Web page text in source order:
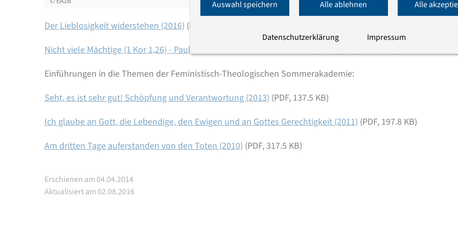
Der Lieblosigkeit widerstehen (2016) (PDF, 382.4 KB)
Nicht viele Mächtige (1 Kor 1,26) - Paulus und die Gemeinde in Korinth (2016)
Einführungen in die Themen der Feministisch-Theologischen Sommerakademie:
Seht, es ist sehr gut! Schöpfung und Verantwortung (2013) (PDF, 137.5 KB)
Ich glaube an Gott, die Lebendige, den Ewigen und an Gottes Gerechtigkeit (2011) (PDF, 197.8 KB)
Am dritten Tage auferstanden von den Toten (2010) (PDF, 317.5 KB)
Erschienen am 04.04.2014
Aktualisiert am 02.08.2016
Auswahl speichern Alle ablehnen Alle
Datenschutzerklärung Impressum